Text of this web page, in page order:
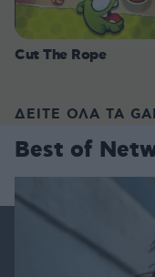
Cut The Rope
ΔΕΙΤΕ ΟΛΑ ΤΑ
Best of